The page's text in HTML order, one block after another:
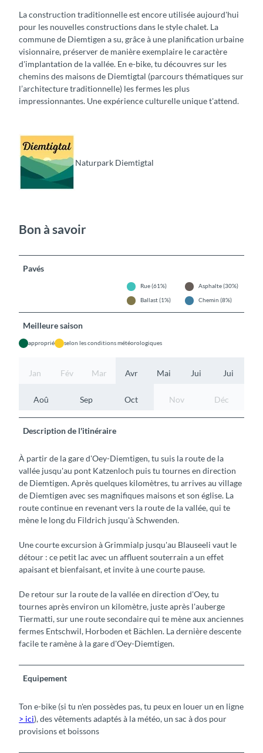
La construction traditionnelle est encore utilisée aujourd'hui
pour les nouvelles constructions dans le style chalet. La
commune de Diemtigen a su, grâce à une planification urbaine
visionnaire, préserver de manière exemplaire le caractère
d'implantation de la vallée. En e-bike, tu découvres sur les
chemins des maisons de Diemtigtal (parcours thématiques sur
l’architecture traditionnelle) les fermes les plus
impressionnantes. Une expérience culturelle unique t'attend.
Naturpark Diemtigtal
Bon à savoir
Pavés
Rue (61%)
Asphalte (30%)
Ballast (1%)
Chemin (8%)
Meilleure saison
approprié selon les conditions météorologiques
Jan Fév Mar Avr Mai Jui Jui
Aoû Sep Oct Nov Déc
Description de l'itinéraire
À partir de la gare d'Oey-Diemtigen, tu suis la route de la
vallée jusqu'au pont Katzenloch puis tu tournes en direction
de Diemtigen. Après quelques kilomètres, tu arrives au village
de Diemtigen avec ses magnifiques maisons et son église. La
route continue en revenant vers la route de la vallée, qui te
mène le long du Fildrich jusqu'à Schwenden.
Une courte excursion à Grimmialp jusqu'au Blauseeli vaut le
détour : ce petit lac avec un affluent souterrain a un effet
apaisant et bienfaisant, et invite à une courte pause.
De retour sur la route de la vallée en direction d'Oey, tu
tournes après environ un kilomètre, juste après l'auberge
Tiermatti, sur une route secondaire qui te mène aux anciennes
fermes Entschwil, Horboden et Bächlen. La dernière descente
facile te ramène à la gare d'Oey-Diemtigen.
Equipement
Ton e-bike (si tu n'en possèdes pas, tu peux en louer un en ligne
> ici), des vêtements adaptés à la météo, un sac à dos pour
provisions et boissons